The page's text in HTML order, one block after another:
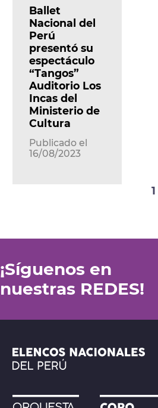
Ballet
Nacional del
Perú
presentó su
espectáculo
“Tangos”
Auditorio Los
Incas del
Ministerio de
Cultura
Publicado el
16/08/2023
1
¡Síguenos en
nuestras REDES!